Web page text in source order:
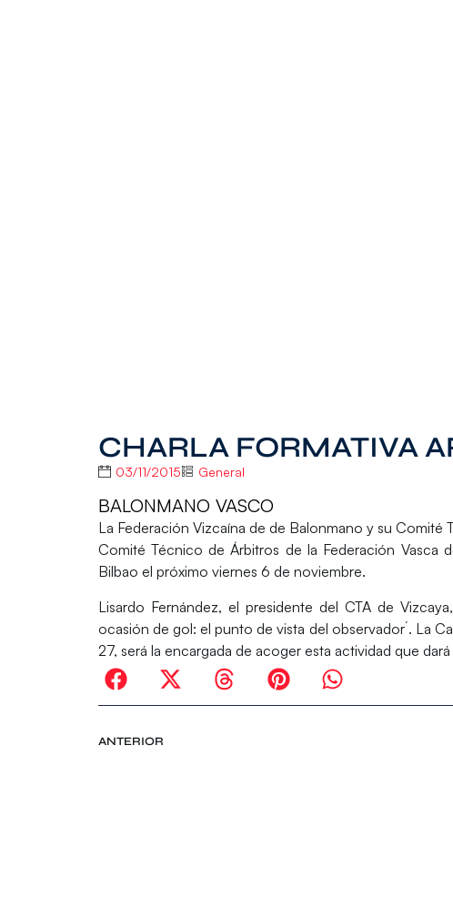
CHARLA FORMATIVA
03/11/2015 General
BALONMANO VASCO
La Federación Vizcaína de de Balonmano y suComité
Comité Técnico de Árbitros de la Federación Vasca
Bilbao el próximo viernes 6 de noviembre.
Lisardo Fernández, el presidente del CTA de
ocasión de gol: el punto de vista del observador´. La
27, será la encargada de acoger esta actividad que
ANTERIOR